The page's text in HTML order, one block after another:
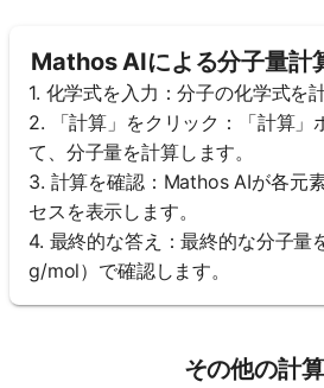
Mathos AIによる分子量計
1. 化学式を入力：分子の化学式を
2. 「計算」をクリック：「計算」
て、分子量を計算します。
3. 計算を確認：Mathos AIが各元
セスを表示します。
4. 最終的な答え：最終的な分子量
g/mol）で確認します。
その他の計